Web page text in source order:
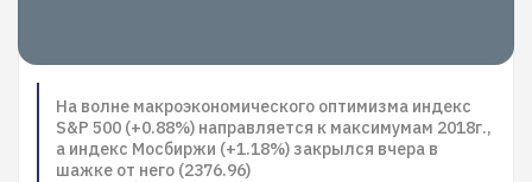
На волне макроэкономического оптимизма индекс
S&P 500 (+0.88%) направляется к максимумам 2018г.,
а индекс Мосбиржи (+1.18%) закрылся вчера в
шажке от него (2376.96)